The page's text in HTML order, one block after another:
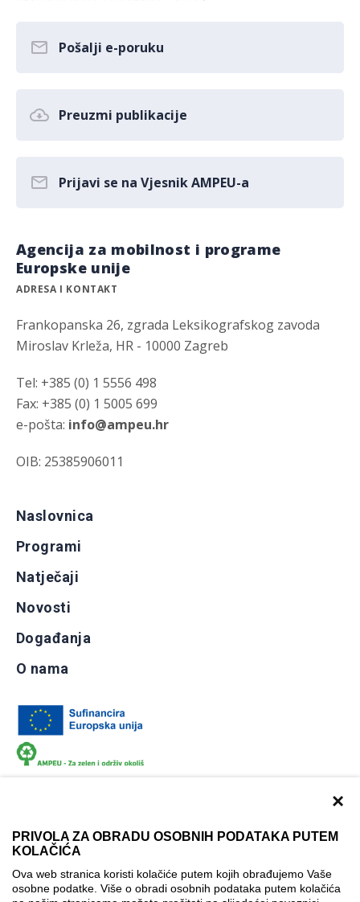
×
PRIVOLA ZA OBRADU OSOBNIH PODATAKA PUTEM
KOLAČIĆA
Ova web stranica koristi kolačiće putem kojih obrađujemo Vaše
osobne podatke. Više o obradi osobnih podataka putem kolačića
Pošalji e-poruku
Preuzmi publikacije
Prijavi se na Vjesnik AMPEU-a
Agencija za mobilnost i programe
Europske unije
ADRESA I KONTAKT
Frankopanska 26, zgrada Leksikografskog zavoda
Miroslav Krleža, HR - 10000 Zagreb
Tel: +385 (0) 1 5556 498
Fax: +385 (0) 1 5005 699
e-pošta: info@ampeu.hr
OIB: 25385906011
Naslovnica
Programi
Natječaji
Novosti
Događanja
O nama
Izjava o pristupačnosti